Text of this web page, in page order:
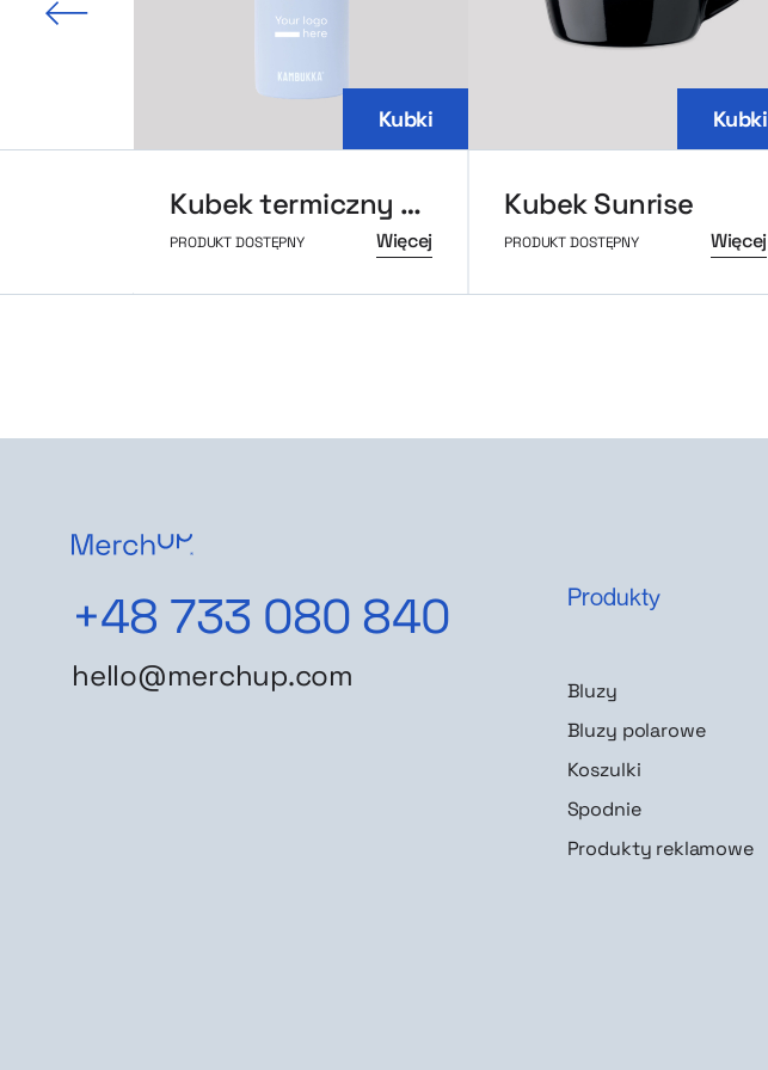
Kubki
Kubek termiczny Kambukka Dupla 750ml
PRODUKT DOSTĘPNY Więcej
Kubki
Kubek Sunrise
PRODUKT DOSTĘPNY Więcej
+48 733 080 840
hello@merchup.com
Produkty
Bluzy
Bluzy polarowe
Koszulki
Spodnie
Produkty reklamowe